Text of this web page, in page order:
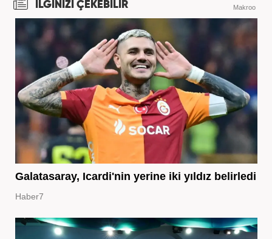
İLGİNİZİ ÇEKEBİLİR Makroo
Galatasaray, Icardi'nin yerine iki yıldız belirledi
Haber7